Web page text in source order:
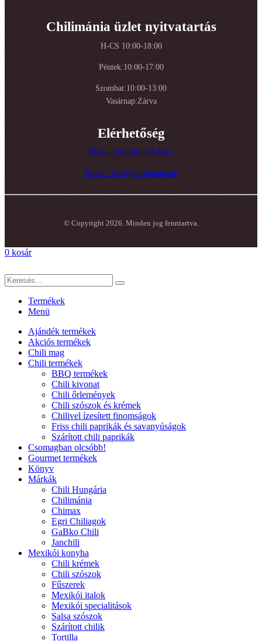
Chilimánia üzlet nyitvatartás
H-CS 10:00-18:00
Péntek:10:00-17:00
Szombat:10:00-13:00
Vasárnap:Zárva
Elérhetőség
Mobil : 06 (30) 478 8101
Email : info@chilimania.hu
© Copyright 2026. Minden jog fenntartva.
0 kosár
Termékek
Menü
Ajándék termékek
Akciós termékek
Chili mag
Chili termékek
BBQ termékek
Chili kivonat
Chili őrlemények
Chili szószok és krémek
Chilivel ízesített finomságok
Friss chili paprikák és savanyúságok
Szárított chili paprikák
Csomagban olcsóbb!
Gourmet termékek
Könyv
Márkák
Chili Hungária
Chilimánia
Chimax
Egri Chiliagok
GaBko Chili
Janchili
Mexikói konyha
Chili krémek
Chili szószok
Fűszerek
Mexikói italok
Mexikói specialitások
Salsa szószok
Szárított chilik
Tortilla